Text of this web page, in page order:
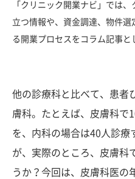
「クリニック開業ナビ」では
立つ情報や、資金調達、物件
る開業プロセスをコラム記事と
他の診療科と比べて、患者
膚科。たとえば、皮膚科で
を、内科の場合は40人診療
が、実際のところ、皮膚科
うか？今回は、皮膚科医の